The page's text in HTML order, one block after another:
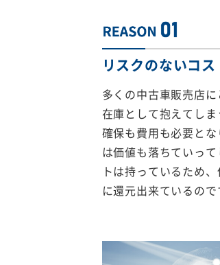
リスクのないコ
多くの中古車販売店
在庫として抱えてし
確保も費用も必要と
は価値も落ちていっ
トは持っているため
に還元出来ているので